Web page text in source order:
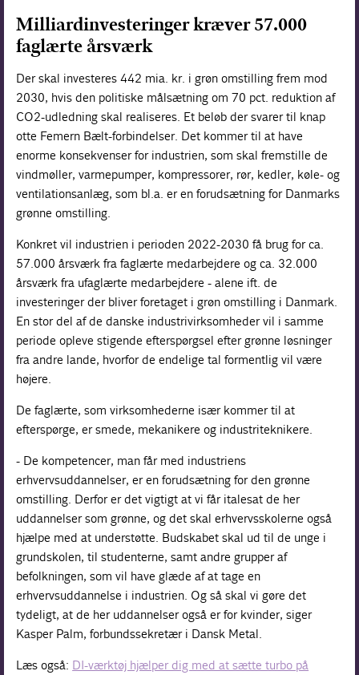
Milliardinvesteringer kræver 57.000
faglærte årsværk
Der skal investeres 442 mia. kr. i grøn omstilling frem mod
2030, hvis den politiske målsætning om 70 pct. reduktion af
CO2-udledning skal realiseres. Et beløb der svarer til knap
otte Femern Bælt-forbindelser. Det kommer til at have
enorme konsekvenser for industrien, som skal fremstille de
vindmøller, varmepumper, kompressorer, rør, kedler, køle- og
ventilationsanlæg, som bl.a. er en forudsætning for Danmarks
grønne omstilling.
Konkret vil industrien i perioden 2022-2030 få brug for ca.
57.000 årsværk fra faglærte medarbejdere og ca. 32.000
årsværk fra ufaglærte medarbejdere - alene ift. de
investeringer der bliver foretaget i grøn omstilling i Danmark.
En stor del af de danske industrivirksomheder vil i samme
periode opleve stigende efterspørgsel efter grønne løsninger
fra andre lande, hvorfor de endelige tal formentlig vil være
højere.
De faglærte, som virksomhederne især kommer til at
efterspørge, er smede, mekanikere og industriteknikere.
- De kompetencer, man får med industriens
erhvervsuddannelser, er en forudsætning for den grønne
omstilling. Derfor er det vigtigt at vi får italesat de her
uddannelser som grønne, og det skal erhvervsskolerne også
hjælpe med at understøtte. Budskabet skal ud til de unge i
grundskolen, til studenterne, samt andre grupper af
befolkningen, som vil have glæde af at tage en
erhvervsuddannelse i industrien. Og så skal vi gøre det
tydeligt, at de her uddannelser også er for kvinder, siger
Kasper Palm, forbundssekretær i Dansk Metal.
Læs også: DI-værktøj hjælper dig med at sætte turbo på